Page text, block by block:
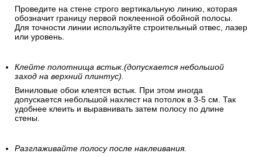
Проведите на стене строго вертикальную линию, которая
обозначит границу первой поклеенной обойной полосы.
Для точности линии используйте строительный отвес, лазер
или уровень.
Клейте полотнища встык.(допускается небольшой
заход на верхний плинтус).
Виниловые обои клеятся встык. При этом иногда
допускается небольшой нахлест на потолок в 3-5 см. Так
удобнее клеить и выравнивать затем полосу по длине
стены.
Разглаживайте полосу после наклеивания.